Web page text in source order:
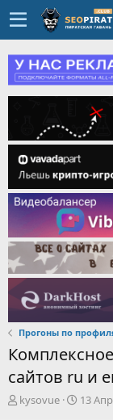
Прогоны по
сайтов ru и
А
kysovue
Д13